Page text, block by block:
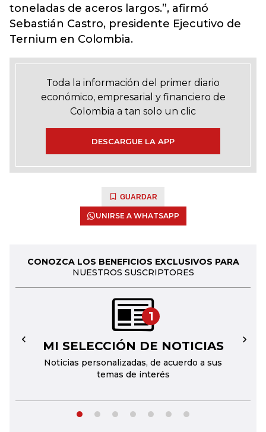
toneladas de aceros largos.”, afirmó
Sebastián Castro, presidente Ejecutivo de
Ternium en Colombia.
Toda la información del primer diario
económico, empresarial y financiero de
Colombia a tan solo un clic
DESCARGUE LA APP
GUARDAR
UNIRSE A WHATSAPP
CONOZCA LOS BENEFICIOS EXCLUSIVOS PARA
NUESTROS SUSCRIPTORES
1
MI SELECCIÓN DE NOTICIAS
Noticias personalizadas, de acuerdo a sus
temas de interés
← →